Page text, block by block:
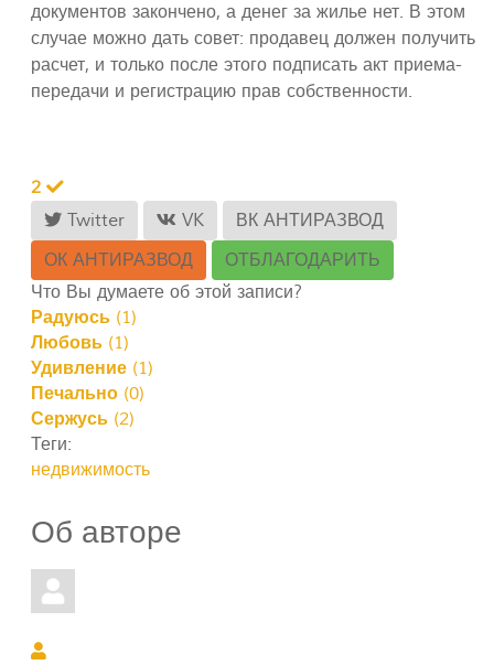
документов закончено, а денег за жилье нет. В этом
случае можно дать совет: продавец должен получить
расчет, и только после этого подписать акт приема-
передачи и регистрацию прав собственности.
2
Twitter
VK
ВК АНТИРАЗВОД
ОК АНТИРАЗВОД
ОТБЛАГОДАРИТЬ
Что Вы думаете об этой записи?
Радуюсь (1)
Любовь (1)
Удивление (1)
Печально (0)
Сержусь (2)
Теги:
недвижимость
Об авторе